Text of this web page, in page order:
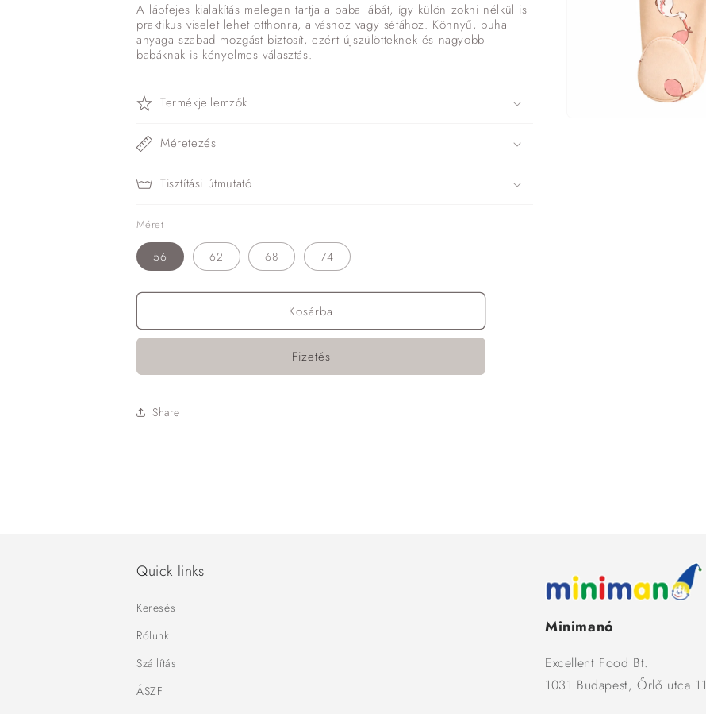
A lábfejes kialakítás melegen tartja a baba lábát, így külön zokni nélkül is
praktikus viselet lehet otthonra, alváshoz vagy sétához. Könnyű, puha
anyaga szabad mozgást biztosít, ezért újszülötteknek és nagyobb
babáknak is kényelmes választás.
Termékjellemzők
Méretezés
Tisztítási útmutató
Méret
56 62 68 74
Kosárba
Fizetés
Share
Quick links
Keresés
Rólunk
Szállítás
ÁSZF
Minimanó
Excellent Food Bt.
1031 Budapest, Őrlő utca 11